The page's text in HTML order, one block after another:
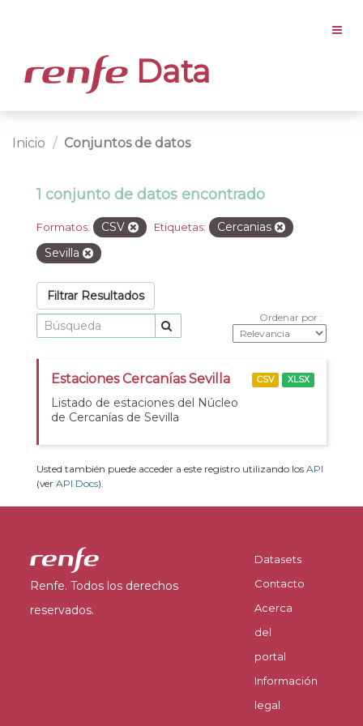
Data
Inicio Conjuntos de datos
1 conjunto de datos encontrado
Formatos: CSV Etiquetas:
Cercanias
Sevilla
Filtrar Resultados
Ordenar por
Estaciones Cercanías Sevilla
Listado de estaciones del Núcleo
de Cercanías de Sevilla
CSV XLSX
Usted también puede acceder a este registro utilizando los API
(ver API Docs).
Renfe. Todos los derechos
reservados.
Datasets
Contacto
Acerca
del
portal
Información
legal